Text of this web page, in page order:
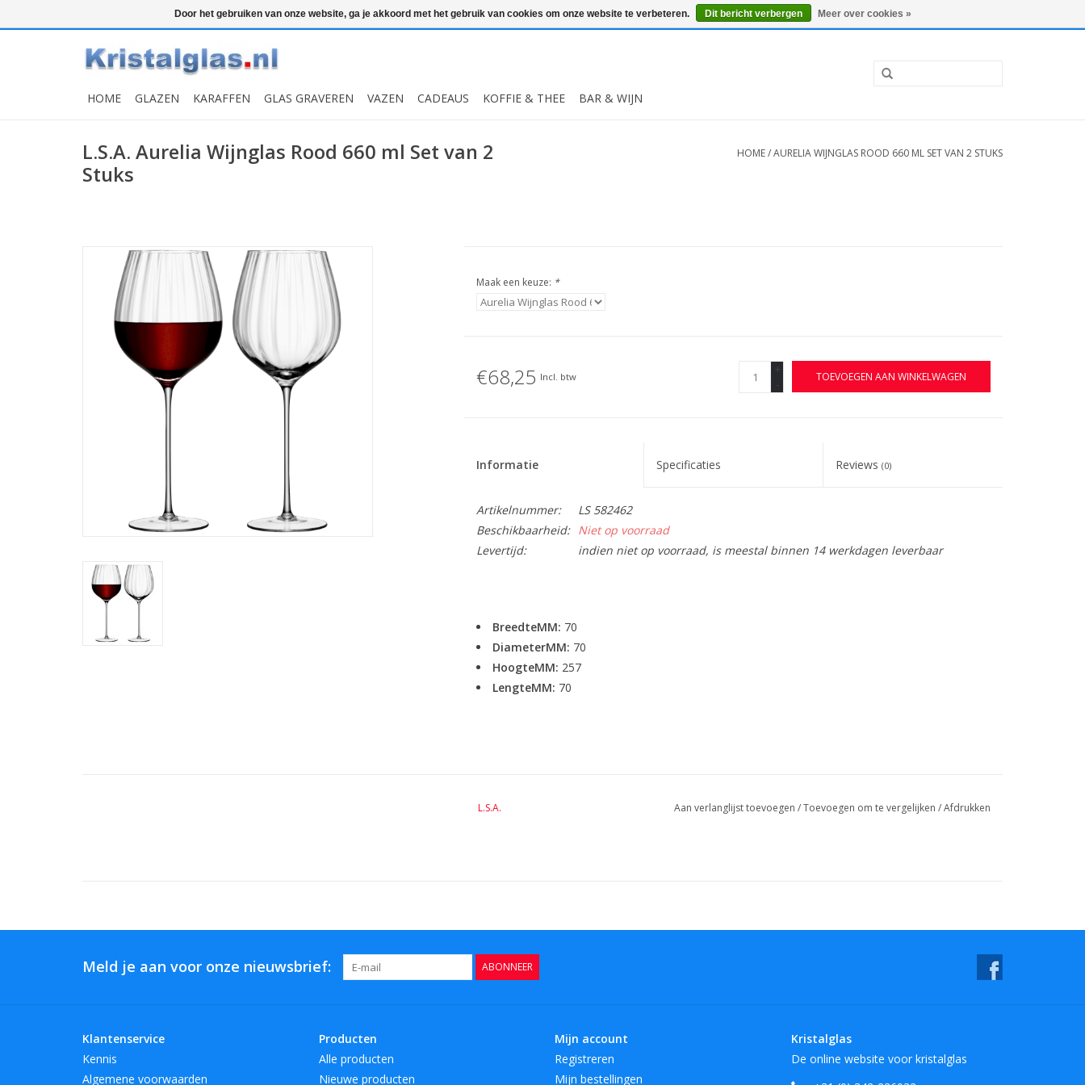
Snelle levering Graveren 0 Artikelen - €0,00 Mijn account / Registreren
HOME GLAZEN KARAFFEN GLAS GRAVEREN VAZEN CADEAUS KOFFIE & THEE BAR & WIJN
L.S.A. Aurelia Wijnglas Rood 660 ml Set van 2
Stuks
HOME/AURELIA WIJNGLAS ROOD 660 ML SET VAN 2 STUKS
Maak een keuze: *
€68,25 Incl. btw
+
-
TOEVOEGEN AAN WINKELWAGEN
Informatie Specificaties Reviews(0)
Artikelnummer:
LS 582462
Beschikbaarheid:
Niet op voorraad
Levertijd:
indien niet op voorraad, is meestal binnen 14 werkdagen leverbaar
BreedteMM: 70
DiameterMM: 70
HoogteMM: 257
LengteMM: 70
L.S.A. Aan verlanglijst toevoegen /Toevoegen om te vergelijken /Afdrukken
Meld je aan voor onze nieuwsbrief: ABONNEER
Klantenservice
Kennis
Algemene voorwaarden
Producten
Alle producten
Nieuwe producten
Mijn account
Registreren
Mijn bestellingen
Kristalglas
De online website voor kristalglas
Door het gebruiken van onze website, ga je akkoord met het gebruik van cookies om onze website te verbeteren. Dit bericht verbergen Meer over cookies »